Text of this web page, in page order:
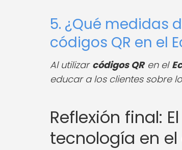
5. ¿Qué medidas
códigos QR en el
Al utilizar códigos QRen el
educar a los clientes sobre
Reflexión final:
tecnología en